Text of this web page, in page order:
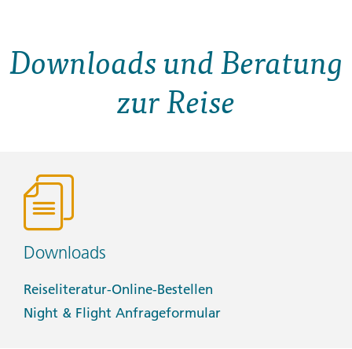
Downloads und Beratung
zur Reise
Downloads
Reiseliteratur-Online-Bestellen
Night & Flight Anfrageformular